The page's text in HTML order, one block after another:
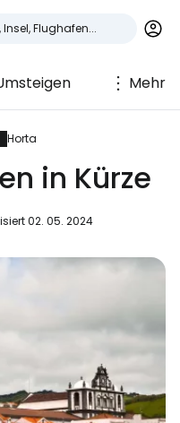
Mehr
Horta
in Kürze
02. 05. 2024
Mail